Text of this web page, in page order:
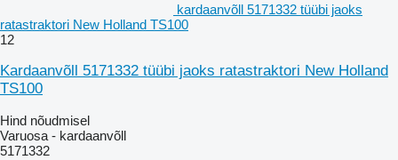
kardaanvõll 5171332 tüübi jaoks
ratastraktori New Holland TS100
12
Kardaanvõll 5171332 tüübi jaoks ratastraktori New Holland
TS100
Hind nõudmisel
Varuosa - kardaanvõll
5171332